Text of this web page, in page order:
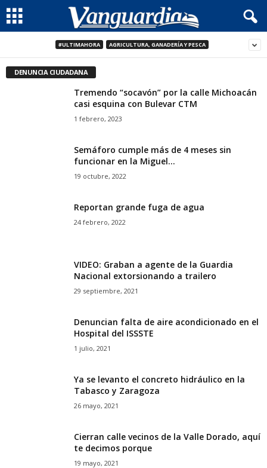
#ULTIMAHORA AGRICULTURA, GANADERÍA Y PESCA
DENUNCIA CIUDADANA
Tremendo “socavón” por la calle Michoacán
casi esquina con Bulevar CTM
1 febrero, 2023
Semáforo cumple más de 4 meses sin
funcionar en la Miguel...
19 octubre, 2022
Reportan grande fuga de agua
24 febrero, 2022
VIDEO: Graban a agente de la Guardia
Nacional extorsionando a trailero
29 septiembre, 2021
Denuncian falta de aire acondicionado en el
Hospital del ISSSTE
1 julio, 2021
Ya se levanto el concreto hidráulico en la
Tabasco y Zaragoza
26 mayo, 2021
Cierran calle vecinos de la Valle Dorado, aquí
te decimos porque
19 mayo, 2021